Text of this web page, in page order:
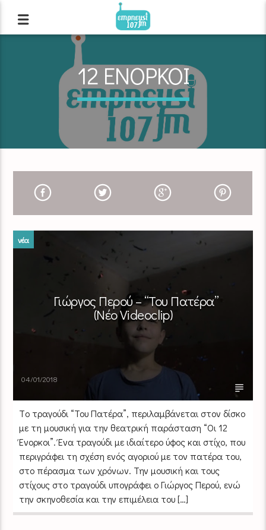
12 ΕΝΟΡΚΟΙ
νέα
Γιώργος Περού – “Του Πατέρα”
(Νέο Videoclip)
04/01/2018
Tο τραγούδι “Του Πατέρα”, περιλαμβάνεται στον δίσκο
με τη μουσική για την θεατρική παράσταση “Οι 12
Ένορκοι”. Ένα τραγούδι με ιδιαίτερο ύφος και στίχο, που
περιγράφει τη σχέση ενός αγοριού με τον πατέρα του,
στο πέρασμα των χρόνων. Την μουσική και τους
στίχους στο τραγούδι υπογράφει ο Γιώργος Περού, ενώ
την σκηνοθεσία και την επιμέλεια του […]